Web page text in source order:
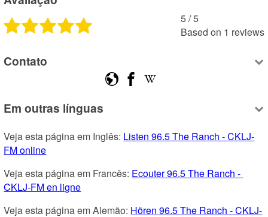
5 /5
Based on 1 reviews
Contato
Em outras línguas
Veja esta página em Inglês: Listen 96.5 The Ranch - CKLJ-
FM online
Veja esta página em Francês: Ecouter 96.5 The Ranch -
CKLJ-FM en ligne
Veja esta página em Alemão: Hören 96.5 The Ranch - CKLJ-